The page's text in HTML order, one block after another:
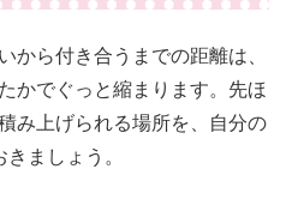
から付き合うまでの距離は、
かでぐっと縮まります。先ほ
み上げられる場所を、自分の
ましょう。